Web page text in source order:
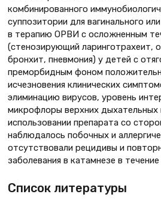
комбинированного
суппозитории для вагинального
в терапию ОРВИ с осложненным
(стенозирующий ларинготрахеит,
бронхит, пневмония) у детей с
преморбидным фоном
исчезновения клинических
элиминацию вирусов, уровень
микрофлоры верхних дыхательных
использовании препарата со
наблюдалось побочных и
отсутствовали рецидивы и
заболевания в катамнезе в течение
Список литературы